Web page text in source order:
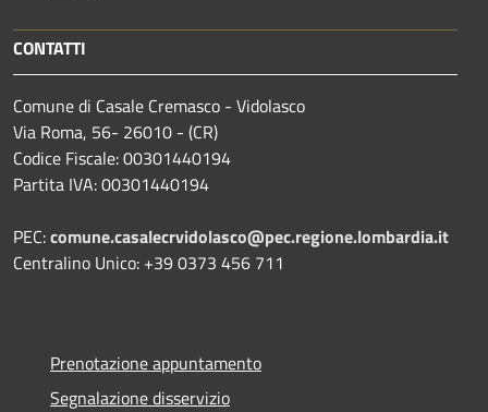
CONTATTI
Comune di Casale Cremasco - Vidolasco
Via Roma, 56- 26010 - (CR)
Codice Fiscale: 00301440194
Partita IVA: 00301440194
PEC:comune.casalecrvidolasco@pec.regione.lombardia.it
Centralino Unico: +39 0373 456 711
Prenotazione appuntamento
Segnalazione disservizio